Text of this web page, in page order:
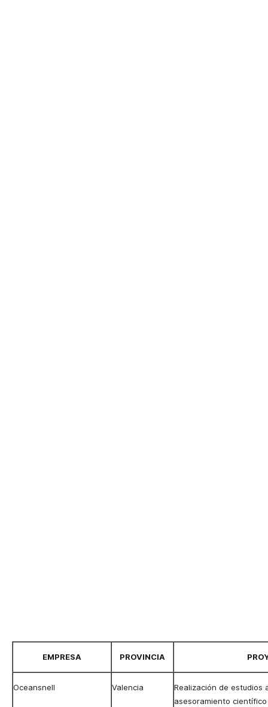
EMPRESA PROVINCIA
Oceansnell Valencia
Realización de estudios
asesoramiento